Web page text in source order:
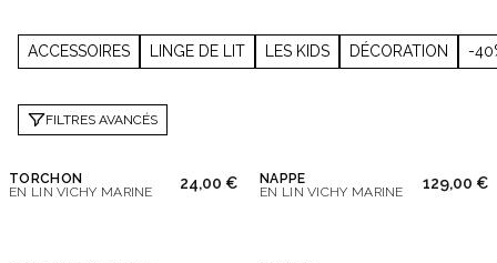
ACCESSOIRES LINGE DE LIT LES KIDS DÉCORATION -
FILTRES AVANCÉS
TORCHON
EN LIN VICHY MARINE
24,00 €
NAPPE
EN LIN VICHY MARINE
129,00 €